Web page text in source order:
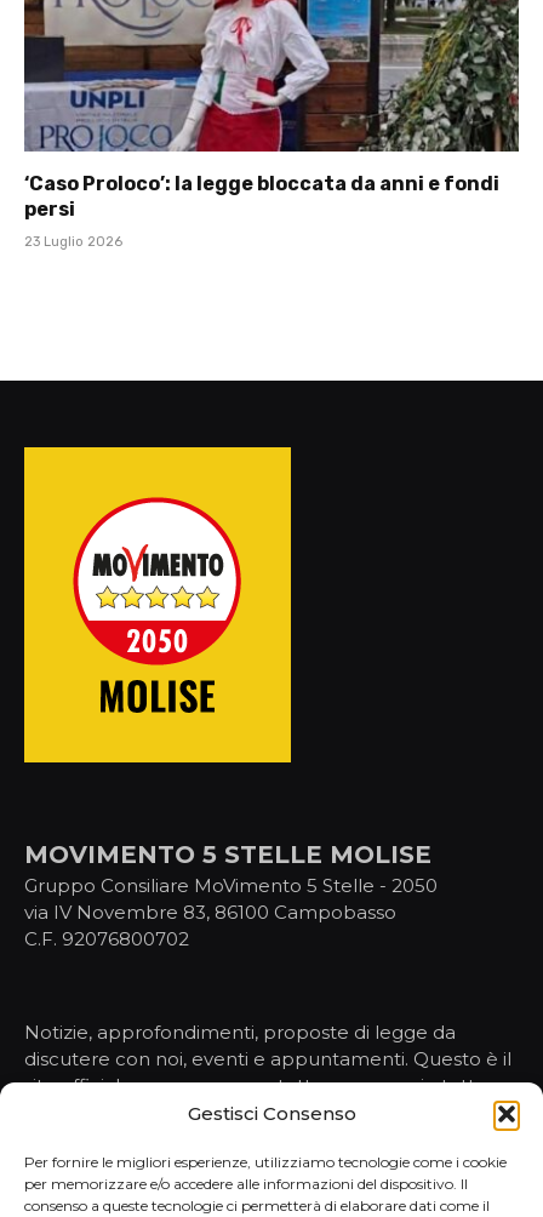
Gestisci Consenso
Per fornire le migliori esperienze, utilizziamo tecnologie come i cookie
per memorizzare e/o accedere alle informazioni del dispositivo. Il
consenso a queste tecnologie ci permetterà di elaborare dati come il
‘Caso Proloco’: la legge bloccata da anni e fondi
persi
23 Luglio 2026
MOVIMENTO 5 STELLE MOLISE
Gruppo Consiliare MoVimento 5 Stelle - 2050
via IV Novembre 83, 86100 Campobasso
C.F. 92076800702
Notizie, approfondimenti, proposte di legge da
discutere con noi, eventi e appuntamenti. Questo è il
sito ufficiale per conoscere tutto, ma proprio tutto,
sulle nostre attività nelle istituzioni.
HOMEPAGE